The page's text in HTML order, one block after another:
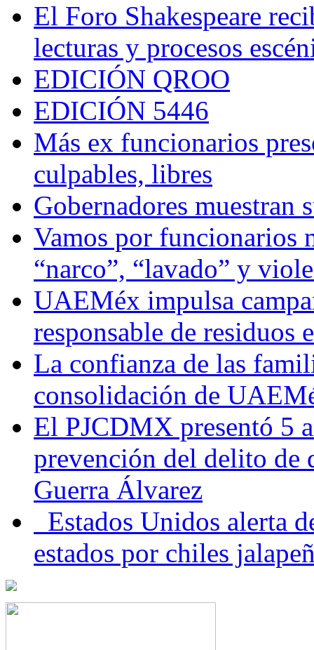
El Foro Shakespeare
lecturas y procesos
EDICIÓN QROO
EDICIÓN 5446
Más ex funcionarios
culpables, libres
Gobernadores muestran
Vamos por funcionarios
“narco”, “lavado” y
UAEMéx impulsa
responsable de residuos
La confianza de las
consolidación de
El PJCDMX presentó 5
prevención del delito de
Guerra Álvarez
Estados Unidos alerta
estados por chiles